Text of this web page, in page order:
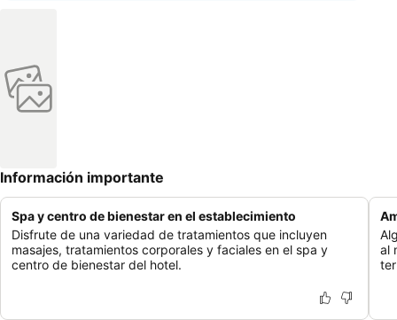
Información importante
Spa y centro de bienestar en el establecimiento
Disfrute de una variedad de tratamientos que incluyen
masajes, tratamientos corporales y faciales en el spa y
centro de bienestar del hotel.
al